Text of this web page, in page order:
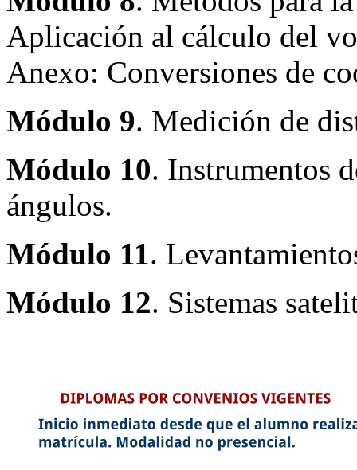
Aplicación al cálculo del
Anexo: Conversiones de
Módulo 9. Medición de
Módulo 10. Instrumentos
ángulos.
Módulo 11.
Módulo 12. Sistemas